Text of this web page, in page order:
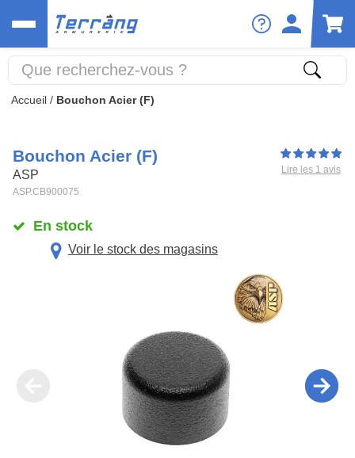
Accueil / Bouchon Acier (F)
Bouchon Acier (F)
ASP
ASP.CB900075
Lire les 1 avis
En stock
Voir le stock des magasins